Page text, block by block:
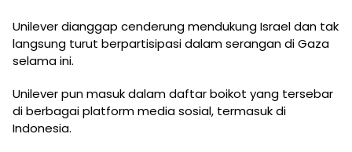
Unilever dianggap cenderung mendukung Israel dan tak
langsung turut berpartisipasi dalam serangan di Gaza
selama ini.
Unilever pun masuk dalam daftar boikot yang tersebar
di berbagai platform media sosial, termasuk di
Indonesia.